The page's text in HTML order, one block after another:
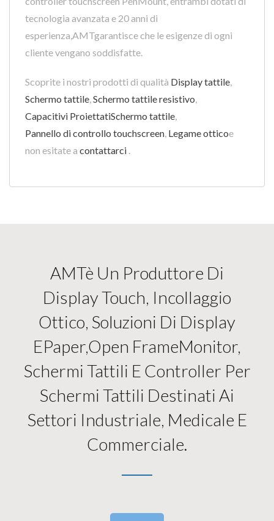
tecnologia avanzata e 20 anni di
esperienza,AMTgarantisce che le esigenze di ogni
cliente vengano soddisfatte.
Scoprite i nostri prodotti di qualità Display tattile,
Schermo tattile,Schermo tattile resistivo,
Capacitivi ProiettatiSchermo tattile,
Pannello di controllo touchscreen, Legame otticoe
non esitate a contattarci .
AMTè Un Produttore Di
Display Touch, Incollaggio
Ottico, Soluzioni Di Display
EPaper,open FrameMonitor,
Schermi Tattili E Controller Per
Schermi Tattili Destinati Ai
Settori Industriale, Medicale E
Commerciale.